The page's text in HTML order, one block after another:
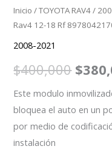
Inicio /TOYOTA RAV4/
Rav4 12-18 Rf
2008-2021
$400,000 $
Este modulo
bloquea el auto en un
por medio de
instalación